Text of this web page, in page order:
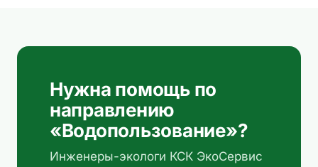
Нужна помощь по
направлению
«Водопользование»?
Инженеры-экологи КСК ЭкоСервис